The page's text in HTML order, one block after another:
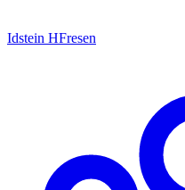
Idstein HFresen